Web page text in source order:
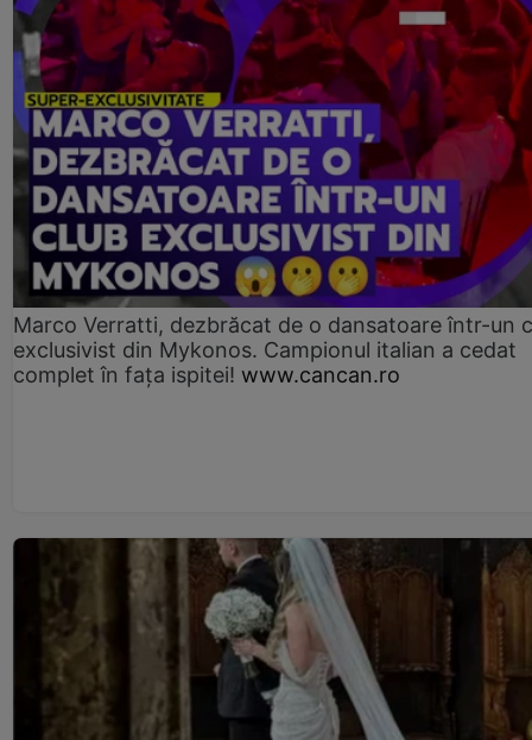
Marco Verratti, dezbrăcat de o dansatoare într-un
exclusivist din Mykonos. Campionul italian a cedat
complet în fața ispitei! www.cancan.ro